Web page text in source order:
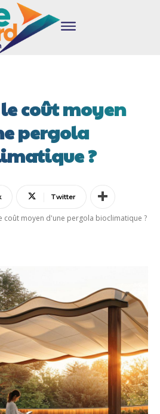
coût moyen
pergola
?
Twitter
coût moyen d'une pergola bioclimatique ?